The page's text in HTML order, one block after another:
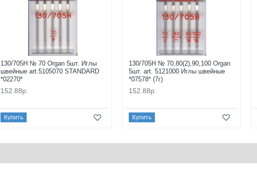
130/705H № 70 Organ 5шт. Иглы
швейные art.5105070 STANDARD
*02270*
152.88р.
Купить
130/705H № 70,80(2),90,100 Organ
5шт. art. 5121000 Иглы швейные
*07578* (7г)
152.88р.
Купить